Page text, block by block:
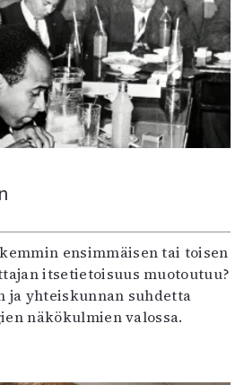
ensimmäisen tai toisen
itsetietoisuus muotoutuu?
ja yhteiskunnan suhdetta
näkökulmien valossa.